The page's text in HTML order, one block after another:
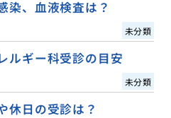
染、血液検査は？
未分類
ルギー科受診の目安
未分類
休日の受診は？